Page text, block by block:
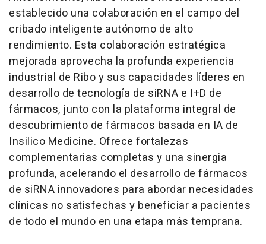
establecido una colaboración en el campo del
cribado inteligente autónomo de alto
rendimiento. Esta colaboración estratégica
mejorada aprovecha la profunda experiencia
industrial de Ribo y sus capacidades líderes en
desarrollo de tecnología de siRNA e I+D de
fármacos, junto con la plataforma integral de
descubrimiento de fármacos basada en IA de
Insilico Medicine. Ofrece fortalezas
complementarias completas y una sinergia
profunda, acelerando el desarrollo de fármacos
de siRNA innovadores para abordar necesidades
clínicas no satisfechas y beneficiar a pacientes
de todo el mundo en una etapa más temprana.